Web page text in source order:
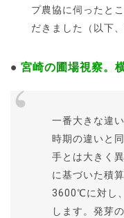
プ農協に伺ったと
だきました（以下
宮崎の圃場視察。
一番大きな違い
時期の違いと
手とは大きく
に基づいた積
3600℃に対し
します。発芽